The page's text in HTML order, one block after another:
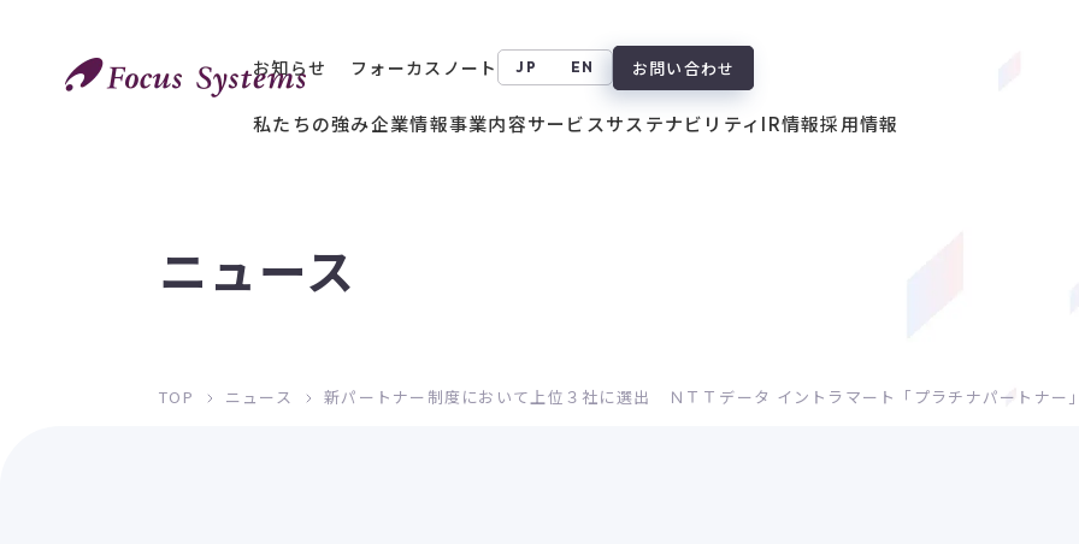
お知らせ フォーカスノート JP EN お問い合わせ
私たちの強み企業情報事業内容サービスサステナビリティ IR情報採用情報
ニュース
TOP ニュース 新パートナー制度において上位３社に選出 ＮＴＴデータ イントラマート「プラチナパートナー